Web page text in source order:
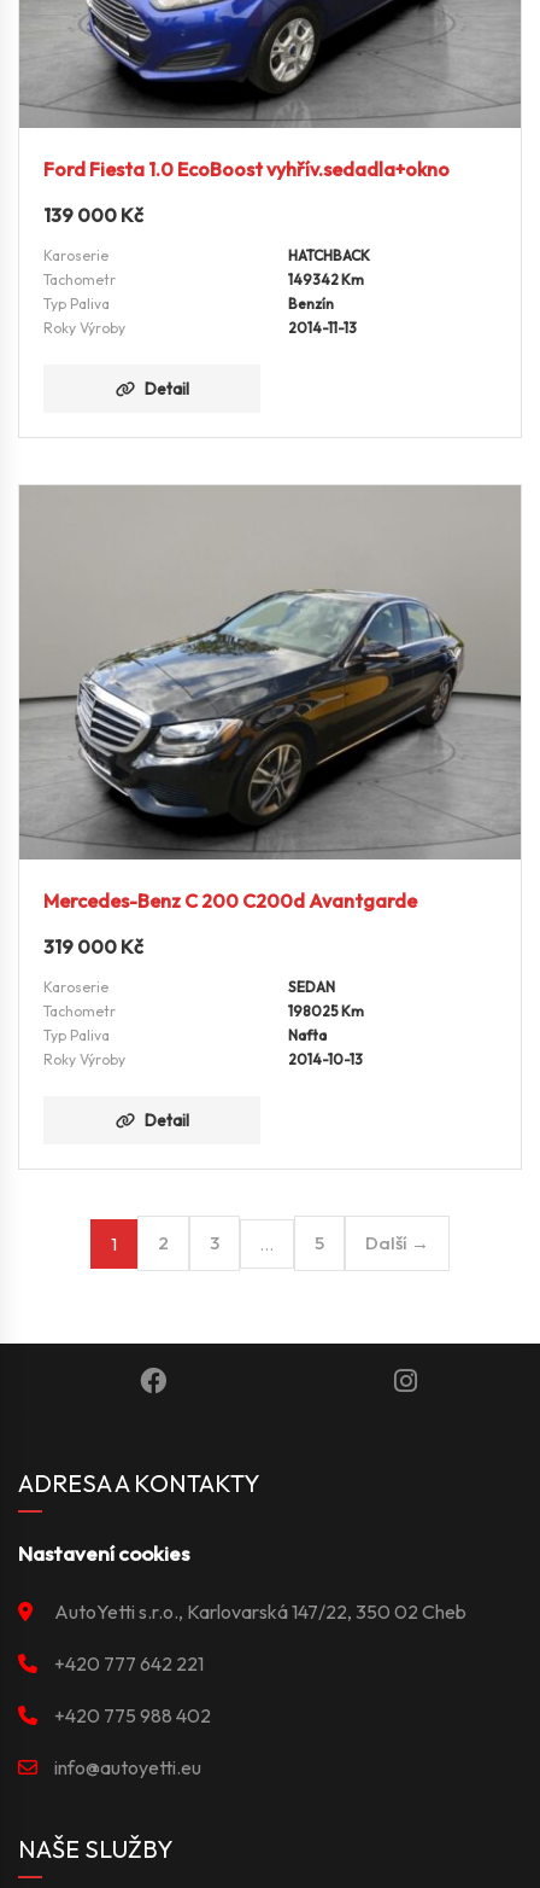
Ford Fiesta 1.0 EcoBoost vyhřív.sedadla+okno
139 000 Kč
Karoserie
HATCHBACK
Tachometr
149342 Km
Typ Paliva
Benzín
Roky Výroby
2014-11-13
Detail
Mercedes-Benz C 200 C200d Avantgarde
319 000 Kč
Karoserie
SEDAN
Tachometr
198025 Km
Typ Paliva
Nafta
Roky Výroby
2014-10-13
Detail
1 2 3 … 5 Další →
ADRESA A KONTAKTY
Nastavení cookies
AutoYetti s.r.o., Karlovarská 147/22, 350 02 Cheb
+420 777 642 221
+420 775 988 402
info@autoyetti.eu
NAŠE SLUŽBY